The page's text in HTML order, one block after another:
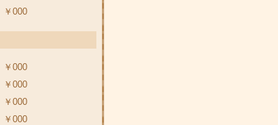
￥000
￥000
￥000
￥000
￥000